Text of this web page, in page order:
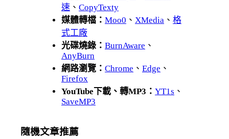
速 、 CopyTexty
媒體轉檔： Moo0 、 XMedia 、 格
式工廠
光碟燒錄： BurnAware 、
AnyBurn
網路瀏覽： Chrome 、 Edge 、
Firefox
YouTube下載、轉MP3： YT1s 、
SaveMP3
隨機文章推薦